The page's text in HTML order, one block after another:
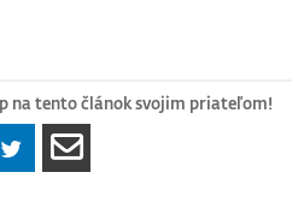
na tento článok svojim priateľom!